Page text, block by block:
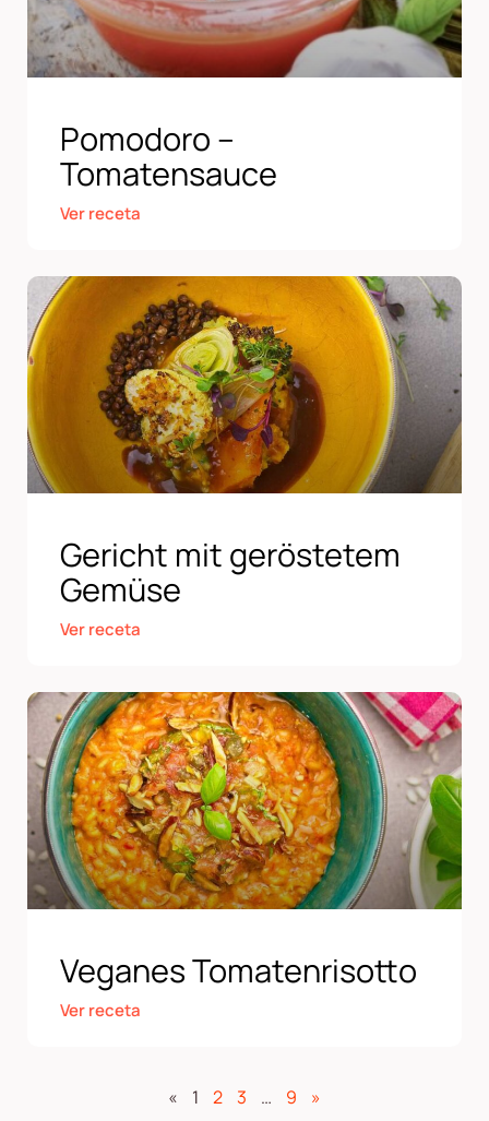
Pomodoro –
Tomatensauce
Ver receta
Gericht mit geröstetem
Gemüse
Ver receta
Veganes Tomatenrisotto
Ver receta
« 1 2 3 … 9 »